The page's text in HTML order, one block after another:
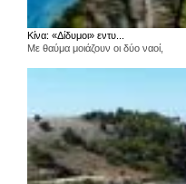
Κίνα: «Δίδυμοι» εντυ...
Με θαύμα μοιάζουν οι δύο ναοί,